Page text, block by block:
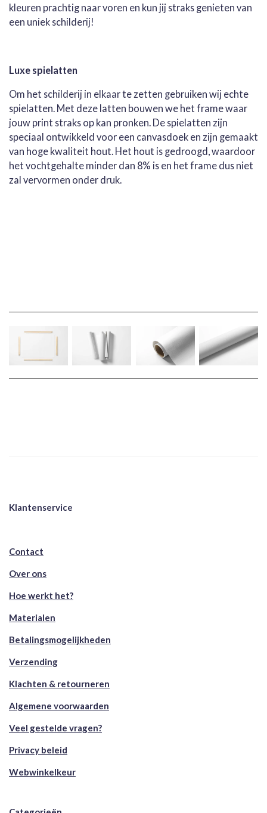
kleuren prachtig naar voren en kun jij straks genieten van
een uniek schilderij!
Luxe spielatten
Om het schilderij in elkaar te zetten gebruiken wij echte
spielatten. Met deze latten bouwen we het frame waar
jouw print straks op kan pronken. De spielatten zijn
speciaal ontwikkeld voor een canvasdoek en zijn gemaakt
van hoge kwaliteit hout. Het hout is gedroogd, waardoor
het vochtgehalte minder dan 8% is en het frame dus niet
zal vervormen onder druk.
Klantenservice
Contact
Over ons
Hoe werkt het?
Materialen
Betalingsmogelijkheden
Verzending
Klachten & retourneren
Algemene voorwaarden
Veel gestelde vragen?
Privacy beleid
Webwinkelkeur